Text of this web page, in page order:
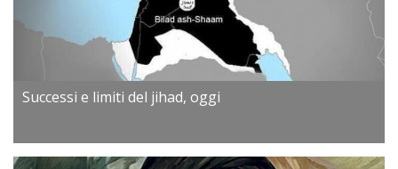
Successi e limiti del jihad, oggi